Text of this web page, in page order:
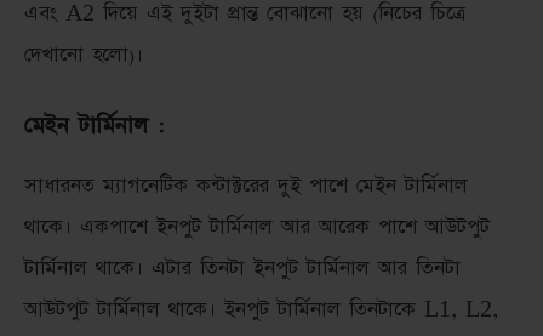
এবং A2 দিয়ে এই দুইটা প্রান্ত বোঝানো হয় (নিচের চিত্রে
দেখানো হলো)।
মেইন টার্মিনাল :
সাধারনত ম্যাগনেটিক কন্টাক্টরের দুই পাশে মেইন টার্মিনাল
থাকে। একপাশে ইনপুট টার্মিনাল আর আরেক পাশে আউটপুট
টার্মিনাল থাকে। এটার তিনটা ইনপুট টার্মিনাল আর তিনটা
আউটপুট টার্মিনাল থাকে। ইনপুট টার্মিনাল তিনটাকে L1, L2,